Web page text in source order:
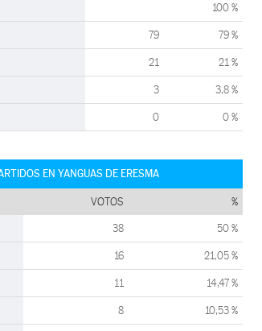
100 %
79 79 %
21 21 %
3 3,8 %
0 0 %
EN YANGUAS DE ERESMA
VOTOS %
38 50 %
16 21,05 %
11 14,47 %
8 10,53 %